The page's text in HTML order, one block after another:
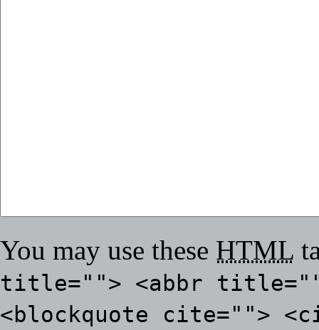
You may use these HTML
title=""> <abbr
<blockquote cite="">